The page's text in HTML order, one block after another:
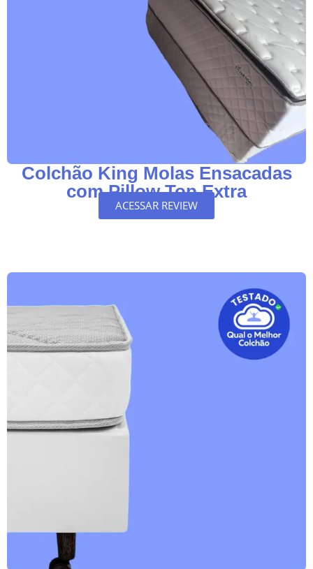
Colchão King Molas Ensacadas
com Pillow Top Extra
ACESSAR REVIEW